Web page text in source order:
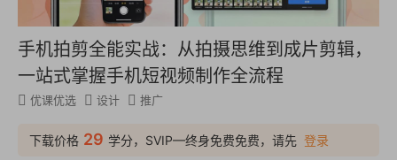
手机拍剪全能实战：从拍摄思维到成片剪辑，
一站式掌握手机短视频制作全流程
优课优选 设计 推广
下载价格 29 学分，SVIP—终身免费免费，请先 登录